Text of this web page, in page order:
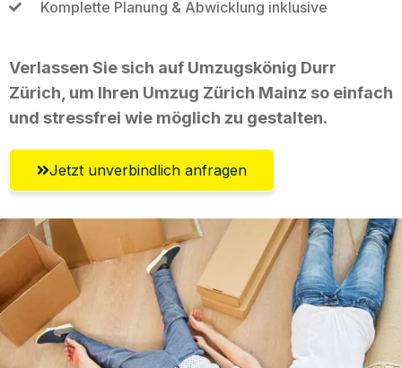
Komplette Planung & Abwicklung inklusive
Verlassen Sie sich auf Umzugskönig Durr
Zürich, um Ihren Umzug Zürich Mainz so einfach
und stressfrei wie möglich zu gestalten.
Jetzt unverbindlich anfragen